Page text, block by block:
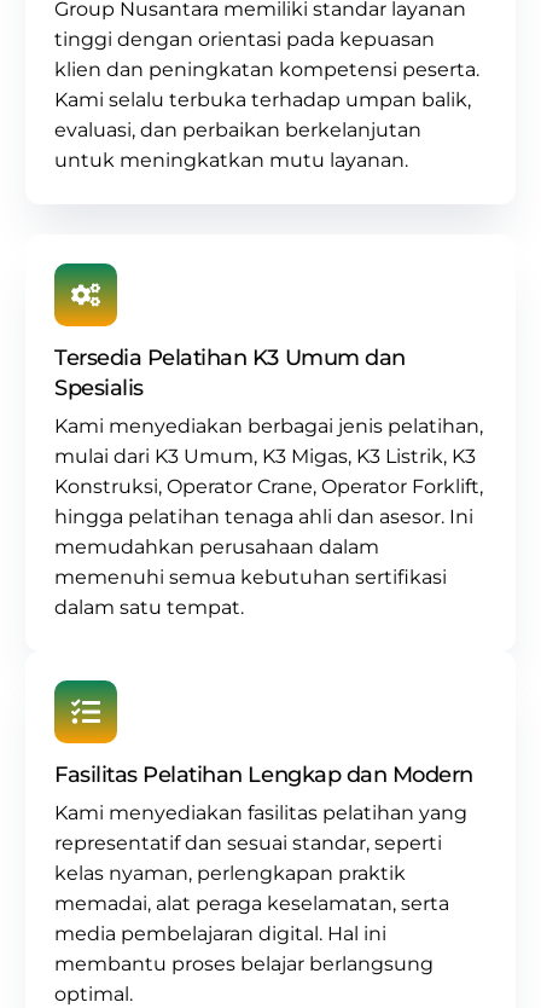
Group Nusantara memiliki standar layanan
tinggi dengan orientasi pada kepuasan
klien dan peningkatan kompetensi peserta.
Kami selalu terbuka terhadap umpan balik,
evaluasi, dan perbaikan berkelanjutan
untuk meningkatkan mutu layanan.
Tersedia Pelatihan K3 Umum dan
Spesialis
Kami menyediakan berbagai jenis pelatihan,
mulai dari K3 Umum, K3 Migas, K3 Listrik, K3
Konstruksi,Operator Crane, Operator Forklift,
hingga pelatihan tenaga ahli dan asesor. Ini
memudahkan perusahaan dalam
memenuhi semua kebutuhan sertifikasi
dalam satu tempat.
Fasilitas Pelatihan Lengkap dan Modern
Kami menyediakan fasilitas pelatihan yang
representatif dan sesuai standar, seperti
kelas nyaman, perlengkapan praktik
memadai, alat peraga keselamatan, serta
media pembelajaran digital. Hal ini
membantu proses belajar berlangsung
optimal.